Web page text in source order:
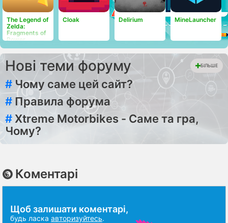
The Legend of
Zelda:
Fragments of
Power
Cloak Delirium MineLauncher
Нові теми форуму БІЛЬШЕ
# Чому саме цей сайт?
# Правила форума
# Xtreme Motorbikes - Саме та гра,
Чому?
Коментарі
Щоб залишати коментарі,
будь ласка авторизуйтесь.